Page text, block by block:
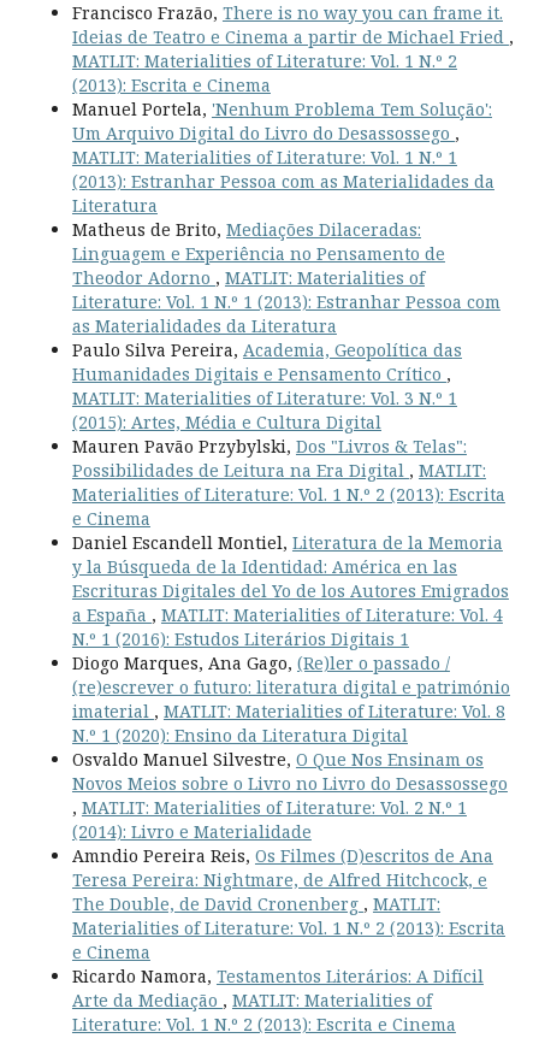
Francisco Frazão, There is no way you can frame it.
Ideias de Teatro e Cinema a partir de Michael Fried ,
MATLIT: Materialities of Literature: Vol. 1 N.º 2
(2013): Escrita e Cinema
Manuel Portela, 'Nenhum Problema Tem Solução':
Um Arquivo Digital do Livro do Desassossego ,
MATLIT: Materialities of Literature: Vol. 1 N.º 1
(2013): Estranhar Pessoa com as Materialidades da
Literatura
Matheus de Brito, Mediações Dilaceradas:
Linguagem e Experiência no Pensamento de
Theodor Adorno , MATLIT: Materialities of
Literature: Vol. 1 N.º 1 (2013): Estranhar Pessoa com
as Materialidades da Literatura
Paulo Silva Pereira, Academia, Geopolítica das
Humanidades Digitais e Pensamento Crítico ,
MATLIT: Materialities of Literature: Vol. 3 N.º 1
(2015): Artes, Média e Cultura Digital
Mauren Pavão Przybylski, Dos "Livros & Telas":
Possibilidades de Leitura na Era Digital , MATLIT:
Materialities of Literature: Vol. 1 N.º 2 (2013): Escrita
e Cinema
Daniel Escandell Montiel, Literatura de la Memoria
y la Búsqueda de la Identidad: América en las
Escrituras Digitales del Yo de los Autores Emigrados
a España , MATLIT: Materialities of Literature: Vol. 4
N.º 1 (2016): Estudos Literários Digitais 1
Diogo Marques, Ana Gago, (Re)ler o passado /
(re)escrever o futuro: literatura digital e património
imaterial , MATLIT: Materialities of Literature: Vol. 8
N.º 1 (2020): Ensino da Literatura Digital
Osvaldo Manuel Silvestre, O Que Nos Ensinam os
Novos Meios sobre o Livro no Livro do Desassossego
, MATLIT: Materialities of Literature: Vol. 2 N.º 1
(2014): Livro e Materialidade
Amndio Pereira Reis, Os Filmes (D)escritos de Ana
Teresa Pereira: Nightmare, de Alfred Hitchcock, e
The Double, de David Cronenberg , MATLIT:
Materialities of Literature: Vol. 1 N.º 2 (2013): Escrita
e Cinema
Ricardo Namora, Testamentos Literários: A Difícil
Arte da Mediação , MATLIT: Materialities of
Literature: Vol. 1 N.º 2 (2013): Escrita e Cinema